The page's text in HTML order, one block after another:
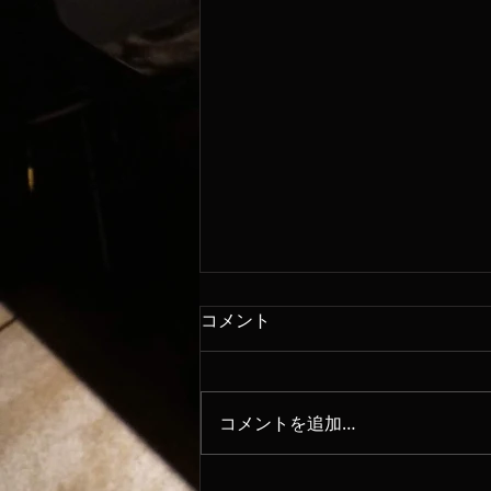
8/7
コメント
コメントを追加…